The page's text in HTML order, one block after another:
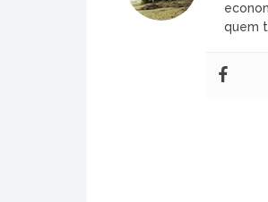
quem